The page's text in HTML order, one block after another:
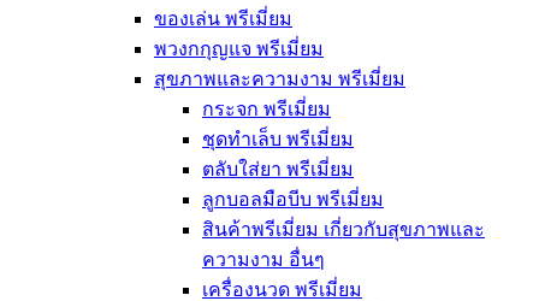
ของเล่น พรีเมี่ยม
พวงกกุญแจ พรีเมี่ยม
สุขภาพและความงาม พรีเมี่ยม
กระจก พรีเมี่ยม
ชุดทำเล็บ พรีเมี่ยม
ตลับใส่ยา พรีเมี่ยม
ลูกบอลมือบีบ พรีเมี่ยม
สินค้าพรีเมี่ยม เกี่ยวกับสุขภาพและ
ความงาม อื่นๆ
เครื่องนวด พรีเมี่ยม